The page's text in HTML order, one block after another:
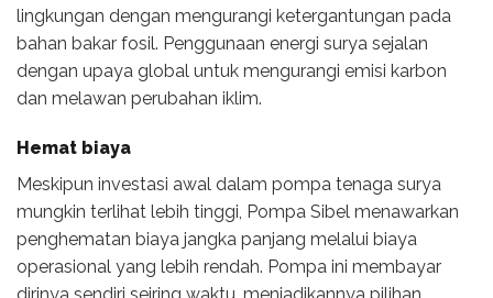
lingkungan dengan mengurangi ketergantungan pada
bahan bakar fosil. Penggunaan energi surya sejalan
dengan upaya global untuk mengurangi emisi karbon
dan melawan perubahan iklim.
Hemat biaya
Meskipun investasi awal dalam pompa tenaga surya
mungkin terlihat lebih tinggi, Pompa Sibel menawarkan
penghematan biaya jangka panjang melalui biaya
operasional yang lebih rendah. Pompa ini membayar